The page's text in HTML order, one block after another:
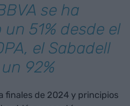
se ha
51% desde el
el Sabadell
92%
finales de 2024 y principios